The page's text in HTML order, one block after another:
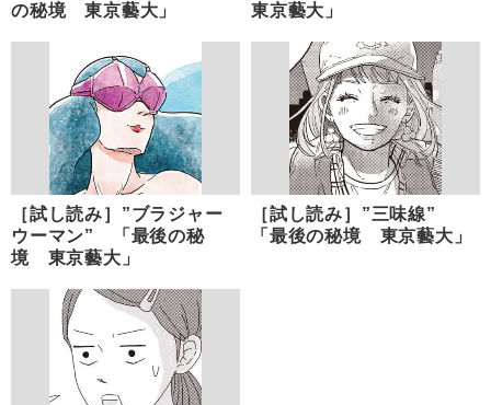
の秘境 東京藝大」
東京藝大」
［試し読み］”ブラジャー
ウーマン” 「最後の秘
境 東京藝大」
［試し読み］”三味線”
「最後の秘境 東京藝大」